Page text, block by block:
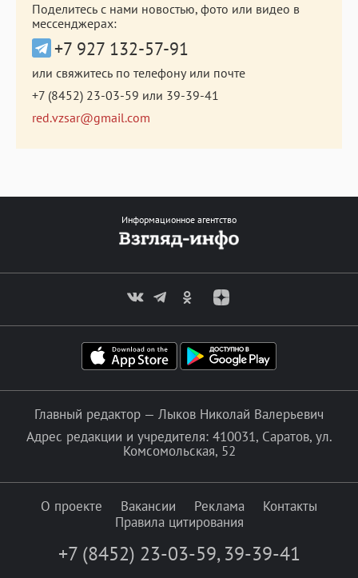
Поделитесь с нами новостью, фото или видео в
мессенджерах:
+7 927 132-57-91
или свяжитесь по телефону или почте
+7 (8452) 23-03-59 или 39-39-41
red.vzsar@gmail.com
Информационное агентство
Главный редактор — Лыков Николай Валерьевич
Адрес редакции и учредителя: 410031, Саратов, ул.
Комсомольская, 52
О проекте Вакансии Реклама
Контакты
Правила цитирования
+7 (8452) 23-03-59, 39-39-41